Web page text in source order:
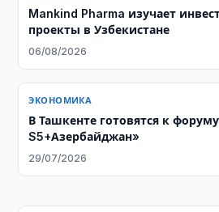
Mankind Pharma изучает
проекты в Узбекистане
06/08/2026
ЭКОНОМИКА
В Ташкенте готовятся к
S5+Азербайджан»
29/07/2026